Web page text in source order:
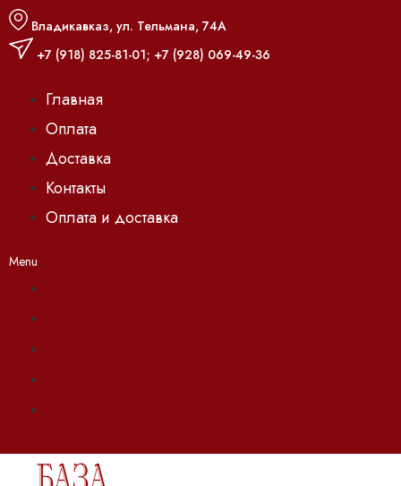
Владикавказ, ул. Тельмана, 74А
+7 (918) 825-81-01; +7 (928) 069-49-36
Главная
Оплата
Доставка
Контакты
Оплата и доставка
Menu